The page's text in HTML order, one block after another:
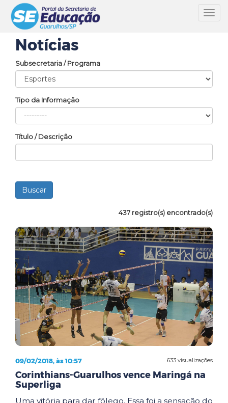
Notícias
Subsecretaria / Programa
Tipo da Informação
Título / Descrição
437 registro(s) encontrado(s)
633 visualizações
09/02/2018, às 10:57
Corinthians-Guarulhos vence Maringá na
Superliga
Uma vitória para dar fôlego. Essa foi a sensação do